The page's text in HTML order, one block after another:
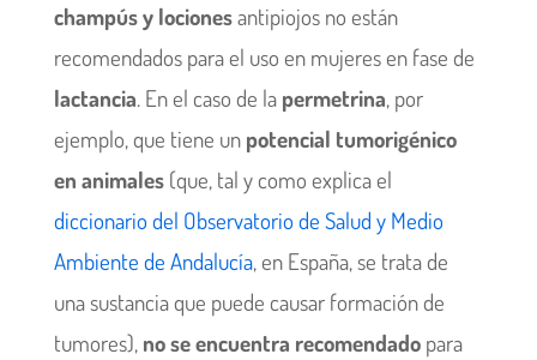
champús y locionesantipiojos no están
recomendados para el uso en mujeres en fase de
lactancia. En el caso de la permetrina, por
ejemplo, que tiene un potencial tumorigénico
en animales(que, tal y como explica el
diccionario del Observatorio de Salud y Medio
Ambiente de Andalucía, en España, se trata de
una sustancia que puede causar formación de
tumores), no se encuentra recomendadopara